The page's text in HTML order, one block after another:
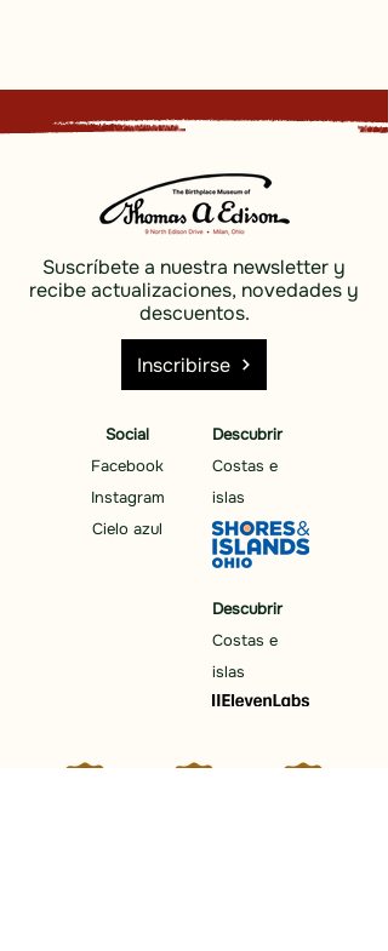
Suscríbete a nuestra newsletter y
recibe actualizaciones, novedades y
descuentos.
Inscribirse
Social
Facebook
Instagram
Cielo azul
Descubrir
Costas e
islas
Descubrir
Costas e
islas